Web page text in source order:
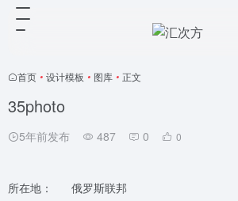
首页 • 设计模板 • 图库 • 正文
35photo
5年前发布 487 0 0
所在地：
俄罗斯联邦